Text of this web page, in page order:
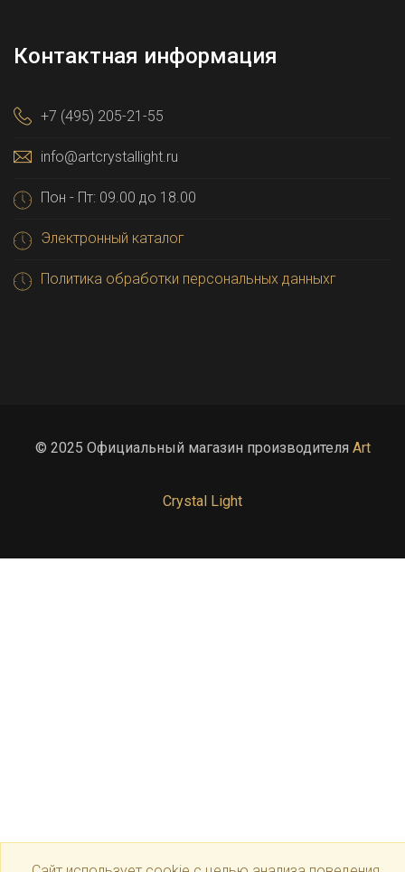
Контактная информация
+7 (495) 205-21-55
info@artcrystallight.ru
Пон - Пт: 09.00 до 18.00
Электронный каталог
Политика обработки персональных данныхг
© 2025 Официальный магазин производителя Art
Crystal Light